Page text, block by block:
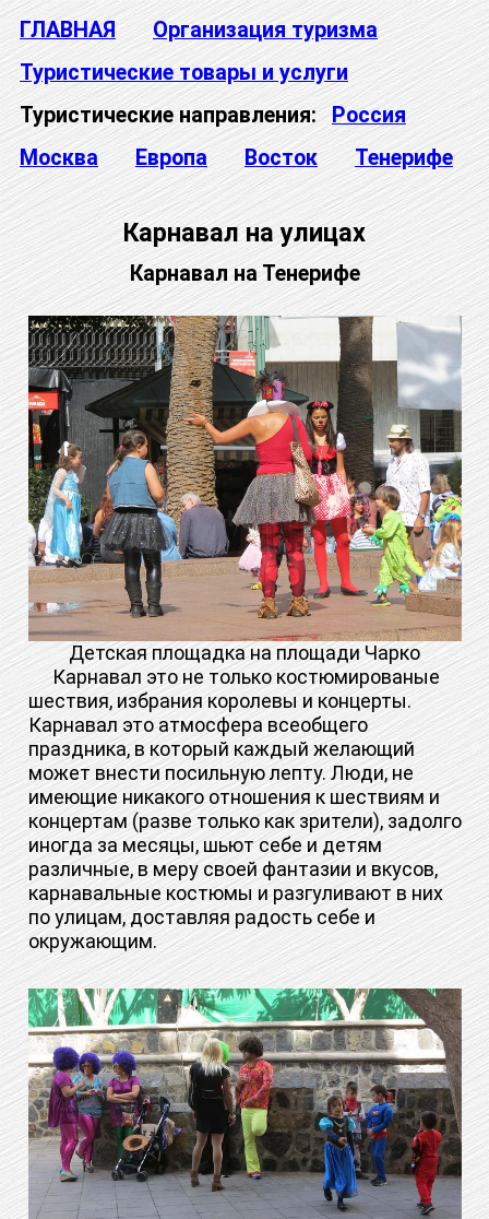
ГЛАВНАЯ
Организация туризма
Туристические товары и услуги
Туристические направления:
Россия
Москва
Европа Восток Тенерифе
Карнавал на улицах
Карнавал на Тенерифе
Детская площадка на площади Чарко
Карнавал это не только костюмированые
шествия, избрания королевы и концерты.
Карнавал это атмосфера всеобщего
праздника, в который каждый желающий
может внести посильную лепту. Люди, не
имеющие никакого отношения к шествиям и
концертам (разве только как зрители), задолго
иногда за месяцы, шьют себе и детям
различные, в меру своей фантазии и вкусов,
карнавальные костюмы и разгуливают в них
по улицам, доставляя радость себе и
окружающим.